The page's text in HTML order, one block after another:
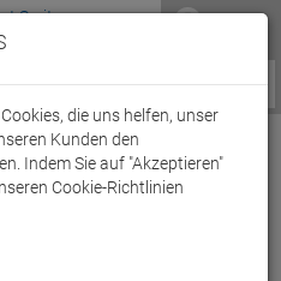
Service / Hilfe
Jogginghose - XS
die uns helfen, unser
Kunden den
Indem Sie auf "Akzeptieren"
Cookie-Richtlinien